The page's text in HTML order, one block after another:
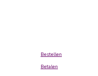
Bestellen
Betalen